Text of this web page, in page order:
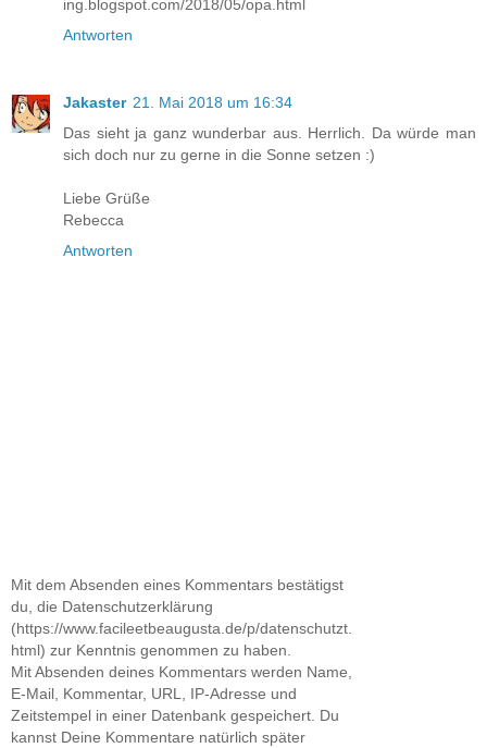
ing.blogspot.com/2018/05/opa.html
Antworten
Jakaster 21. Mai 2018 um 16:34
Das sieht ja ganz wunderbar aus. Herrlich. Da würde man
sich doch nur zu gerne in die Sonne setzen :)
Liebe Grüße
Rebecca
Antworten
Mit dem Absenden eines Kommentars bestätigst
du, die Datenschutzerklärung
(https://www.facileetbeaugusta.de/p/datenschutzt.
html) zur Kenntnis genommen zu haben.
Mit Absenden deines Kommentars werden Name,
E-Mail, Kommentar, URL, IP-Adresse und
Zeitstempel in einer Datenbank gespeichert. Du
kannst Deine Kommentare natürlich später